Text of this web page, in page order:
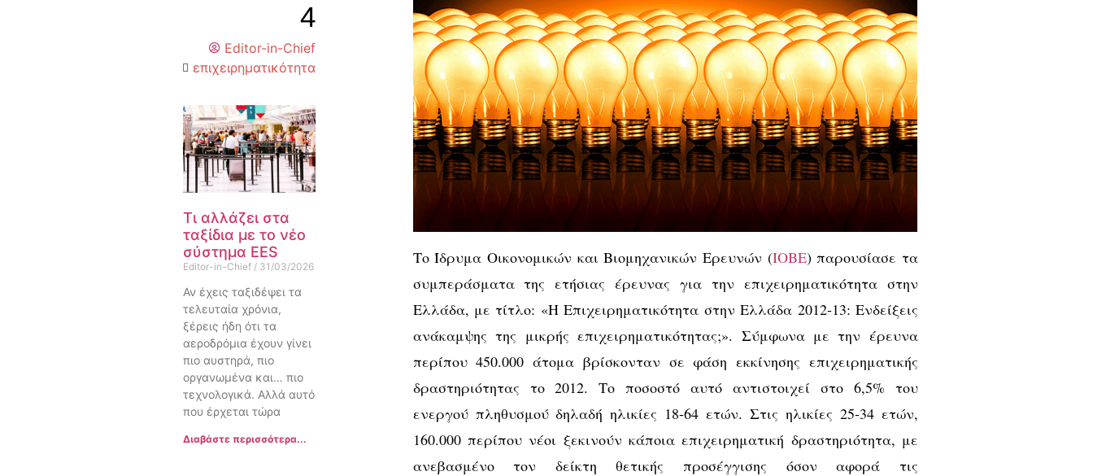
4
Editor-in-Chief
επιχειρηματικότητα
Τι αλλάζει στα
ταξίδια με το νέο
σύστημα EES
Editor-in-Chief 31/03/2026
Αν έχεις ταξιδέψει τα
τελευταία χρόνια,
ξέρεις ήδη ότι τα
αεροδρόμια έχουν γίνει
πιο αυστηρά, πιο
οργανωμένα και… πιο
τεχνολογικά. Αλλά αυτό
που έρχεται τώρα
Διαβάστε περισσότερα...
Το Ίδρυμα Οικονομικών και Βιομηχανικών Ερευνών (ΙΟΒΕ) παρουσίασε τα
συμπεράσματα της ετήσιας έρευνας για την επιχειρηματικότητα στην
Ελλάδα, με τίτλο: «Η Επιχειρηματικότητα στην Ελλάδα 2012-13: Ενδείξεις
ανάκαμψης της μικρής επιχειρηματικότητας;». Σύμφωνα με την έρευνα
περίπου 450.000 άτομα βρίσκονταν σε φάση εκκίνησης επιχειρηματικής
δραστηριότητας το 2012. Το ποσοστό αυτό αντιστοιχεί στο 6,5% του
ενεργού πληθυσμού δηλαδή ηλικίες 18-64 ετών. Στις ηλικίες 25-34 ετών,
160.000 περίπου νέοι ξεκινούν κάποια επιχειρηματική δραστηριότητα, με
ανεβασμένο τον δείκτη θετικής προσέγγισης όσον αφορά τις